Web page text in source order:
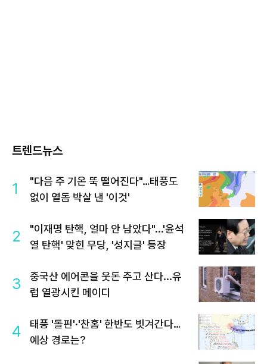
트렌드뉴스
1
"다음 주 기온 뚝 떨어진다"…태풍도
없이 열돔 박살 낸 '이것'
2
"이재명 탄핵, 얼마 안 남았다"...'윤석
열 탄핵' 맞힌 무당, '성지글' 등장
3
중국산 에어콘을 웃돈 주고 산다...유
럽 열광시킨 메이디
4
태풍 '돌핀'·'찬홈' 한반도 빗겨간다…
예상 경로는?